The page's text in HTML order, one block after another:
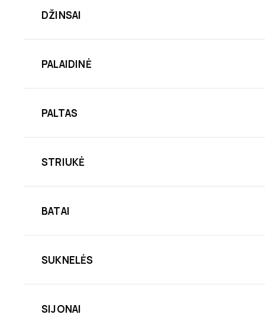
DŽINSAI
PALAIDINĖ
PALTAS
STRIUKĖ
BATAI
SUKNELĖS
SIJONAI